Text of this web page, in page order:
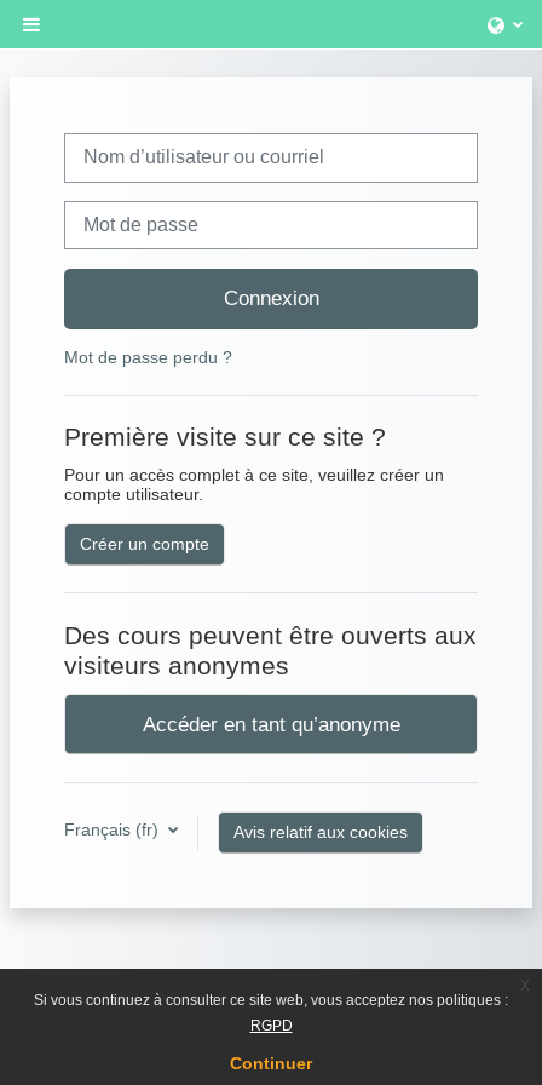
Connexion
Mot de passe perdu ?
Première visite sur ce site ?
Pour un accès complet à ce site, veuillez créer un
compte utilisateur.
Créer un compte
Des cours peuvent être ouverts aux
visiteurs anonymes
Accéder en tant qu’anonyme
Français ‎(fr)‎ Avis relatif aux cookies
Si vous continuez à consulter ce site web, vous acceptez nos politiques :
RGPD
Continuer
x